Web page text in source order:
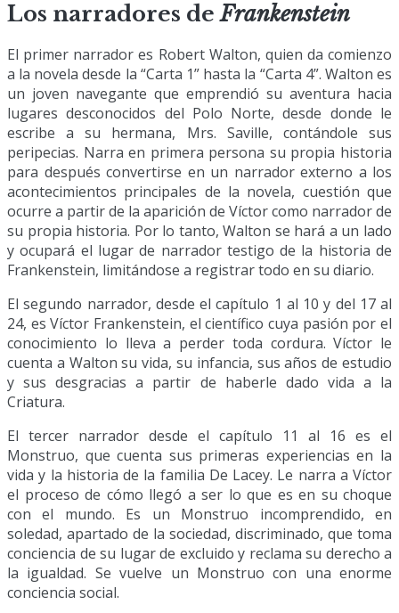
Los narradores deFrankenstein
El primer narrador es Robert Walton, quien da comienzo
a la novela desde la “Carta 1” hasta la “Carta 4”. Walton es
un joven navegante que emprendió su aventura hacia
lugares desconocidos del Polo Norte, desde donde le
escribe a su hermana, Mrs. Saville, contándole sus
peripecias. Narra en primera persona su propia historia
para después convertirse en un narrador externo a los
acontecimientos principales de la novela, cuestión que
ocurre a partir de la aparición de Víctor como narrador de
su propia historia. Por lo tanto, Walton se hará a un lado
y ocupará el lugar de narrador testigo de la historia de
Frankenstein, limitándose a registrar todo en su diario.
El segundo narrador, desde el capítulo 1 al 10 y del 17 al
24, es Víctor Frankenstein, el científico cuya pasión por el
conocimiento lo lleva a perder toda cordura. Víctor le
cuenta a Walton su vida, su infancia, sus años de estudio
y sus desgracias a partir de haberle dado vida a la
Criatura.
El tercer narrador desde el capítulo 11 al 16 es el
Monstruo, que cuenta sus primeras experiencias en la
vida y la historia de la familia De Lacey. Le narra a Víctor
el proceso de cómo llegó a ser lo que es en su choque
con el mundo. Es un Monstruo incomprendido, en
soledad, apartado de la sociedad, discriminado, que toma
conciencia de su lugar de excluido y reclama su derecho a
la igualdad. Se vuelve un Monstruo con una enorme
conciencia social.